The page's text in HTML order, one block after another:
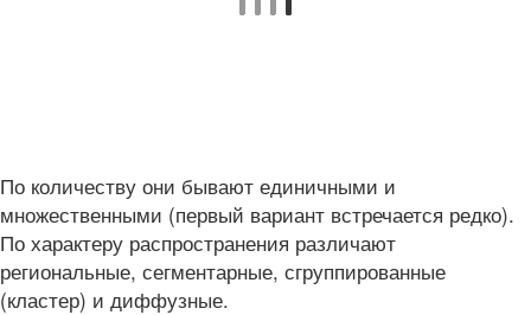
По количеству они бывают единичными и
множественными (первый вариант встречается редко).
По характеру распространения различают
региональные, сегментарные, сгруппированные
(кластер) и диффузные.